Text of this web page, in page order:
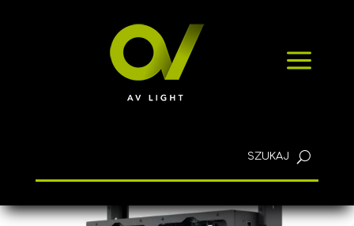
a
KONTAKT